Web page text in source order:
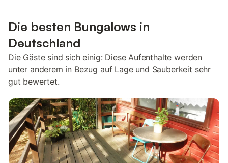
Die besten Bungalows in
Deutschland
Die Gäste sind sich einig: Diese Aufenthalte werden
unter anderem in Bezug auf Lage und Sauberkeit sehr
gut bewertet.